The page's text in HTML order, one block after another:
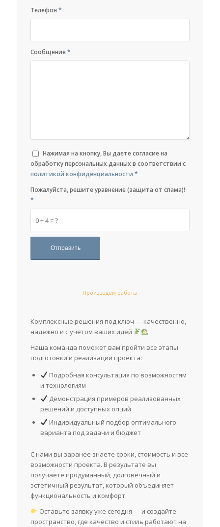
Телефон*
Сообщение*
Нажимая на кнопку, Вы даете согласие на
обработку персональных данных в соответствии с
политикой конфиденциальности *
0 + 4 = ?
Пожалуйста, решите уравнение (защита от спама)!
*
Произведем работы
Комплексные решения под ключ — качественно,
надёжно и с учётом ваших идей
Наша команда поможет вам пройти все этапы
подготовки и реализации проекта:
Подробная консультация по возможностям
и технологиям
Демонстрация примеров реализованных
решений и доступных опций
Индивидуальный подбор оптимального
варианта под задачи и бюджет
С нами вы заранее знаете сроки, стоимость и все
возможности проекта. В результате вы
получаете продуманный, долговечный и
эстетичный результат, который объединяет
функциональность и комфорт.
Оставьте заявку уже сегодня — и создайте
пространство, где качество и стиль работают на